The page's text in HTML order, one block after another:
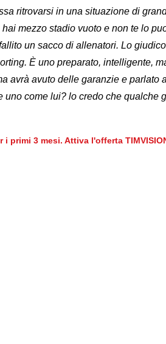
ritrovarsi in una situazione di
mezzo stadio vuoto e non te lo
un sacco di allenatori. Lo
È uno preparato, intelligente,
avrà avuto delle garanzie e parlato
uno come lui? lo credo che qualche
i primi 3 mesi. Attiva l'offerta